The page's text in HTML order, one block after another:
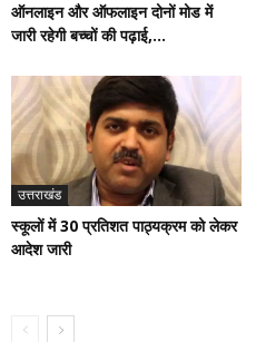
ऑनलाइन और ऑफलाइन दोनों मोड में
जारी रहेगी बच्चों की पढ़ाई,...
उत्तराखंड
स्कूलों में 30 प्रतिशत पाठ्यक्रम को लेकर
आदेश जारी